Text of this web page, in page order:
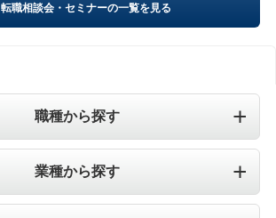
転職相談会・セミナーの一覧を見る
職種から探す
業種から探す